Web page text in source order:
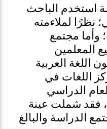
استخدم الباحث
نظرًا لملاءمته
وأما مجتمع
المعلمين
اللغة العربية
اللغات في
الدراسي
وعليه، فقد شملت عينة
الدراسة والبالغ